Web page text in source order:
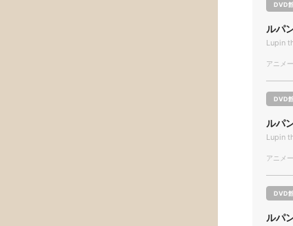
DVD
ルパ
Lupin
アニメ
DVD
ルパ
Lupin
アニメ
DVD
ルパ